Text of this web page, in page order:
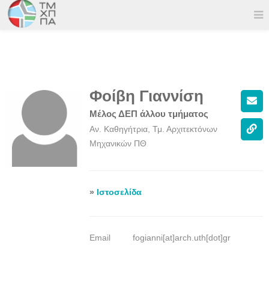
Φοίβη Γιαννίση
Μέλος ΔΕΠ άλλου τμήματος
Αν. Καθηγήτρια, Τμ. Αρχιτεκτόνων
Μηχανικών ΠΘ
» Ιστοσελίδα
Email fogianni[at]arch.uth[dot]gr